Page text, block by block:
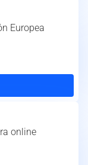
Europea
online